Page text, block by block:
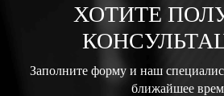
ХОТИТЕ
Заполните форму и наш
ближайшее